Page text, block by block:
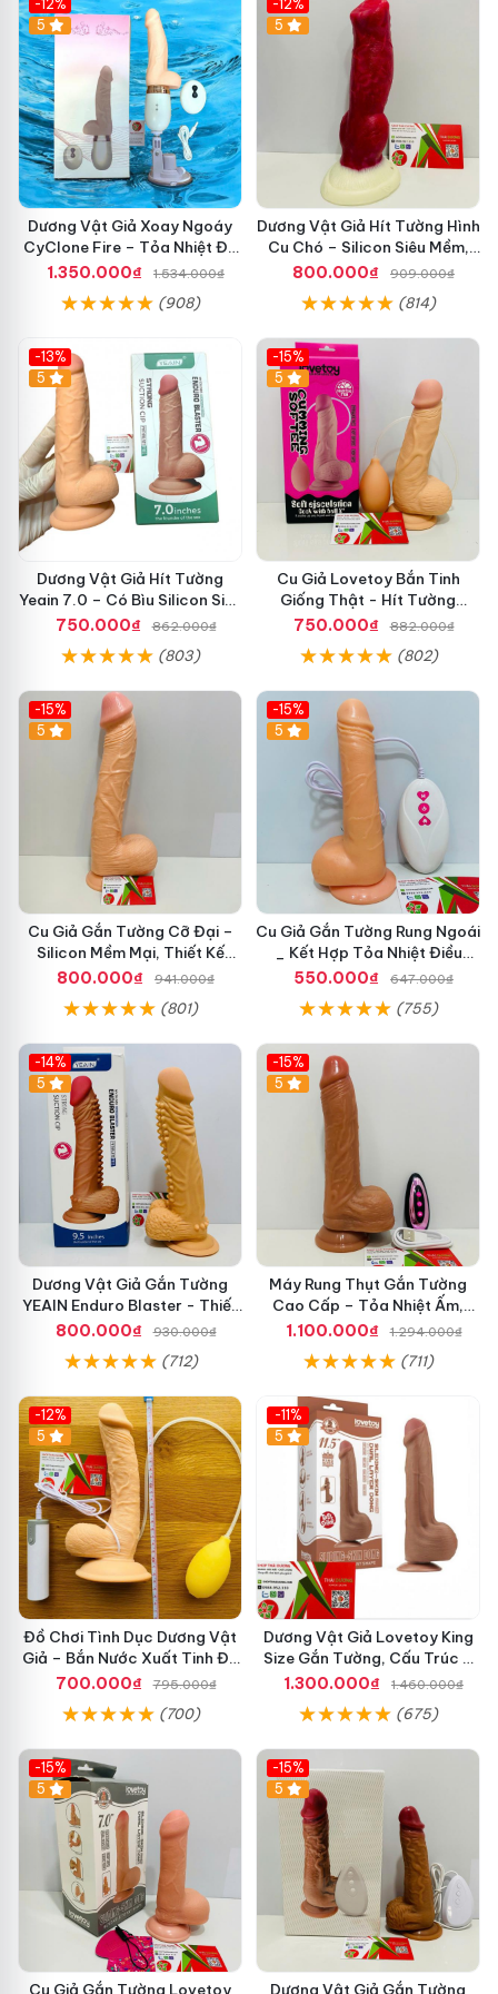
-12%
5
Dương Vật Giả Xoay Ngoáy
CyClone Fire – Tỏa Nhiệt Đế
Gắn Tường Rung Mạnh Cực
1.350.000₫ 1.534.000₫
(908)
-12%
5
Dương Vật Giả Hít Tường Hình
Cu Chó – Silicon Siêu Mềm,
Cực Sướng Như Thật
800.000₫ 909.000₫
(814)
-13%
5
Dương Vật Giả Hít Tường
Yeain 7.0 – Có Bìu Silicon Siêu
Mềm, Chính Hãng Cao Cấp
750.000₫ 862.000₫
(803)
-15%
5
Cu Giả Lovetoy Bắn Tinh
Giống Thật - Hít Tường
Chắc_Tự Sướng Cực Sướng
750.000₫ 882.000₫
(802)
-15%
5
Cu Giả Gắn Tường Cỡ Đại –
Silicon Mềm Mại, Thiết Kế
Khổng Lồ Cho Ai Thích Cảm
800.000₫ 941.000₫
(801)
-15%
5
Cu Giả Gắn Tường Rung Ngoái
_ Kết Hợp Tỏa Nhiệt Điều
Khiển Được Tiện Lợi
550.000₫ 647.000₫
(755)
-14%
5
Dương Vật Giả Gắn Tường
YEAIN Enduro Blaster - Thiết
Kế Độc Lạ, Gai Mềm Kích
800.000₫ 930.000₫
(712)
-15%
5
Máy Rung Thụt Gắn Tường
Cao Cấp – Tỏa Nhiệt Ấm,
Dương Vật Giả Có Điều Khiển
1.100.000₫ 1.294.000₫
(711)
-12%
5
Đồ Chơi Tình Dục Dương Vật
Giả – Bắn Nước Xuất Tinh Đa
Chế Độ Rung, Hít Tường Chắc
700.000₫ 795.000₫
(700)
-11%
5
Dương Vật Giả Lovetoy King
Size Gắn Tường, Cấu Trúc 2
Lớp Trượt Da
1.300.000₫ 1.460.000₫
(675)
-15%
5
Cu Giả Gắn Tường Lovetoy
-15%
5
Dương Vật Giả Gắn Tường